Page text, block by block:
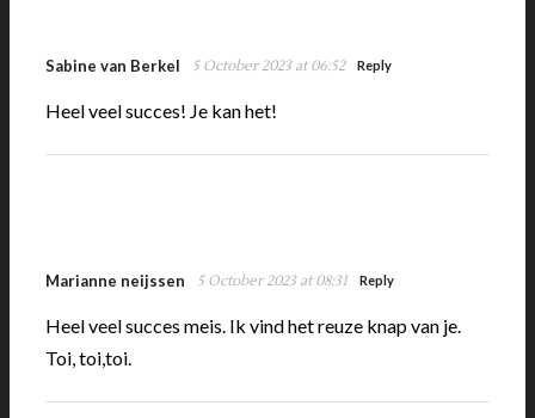
Sabine van Berkel 5 October 2023 at 06:52 Reply
Heel veel succes! Je kan het!
Marianne neijssen 5 October 2023 at 08:31 Reply
Heel veel succes meis. Ik vind het reuze knap van je.
Toi, toi,toi.